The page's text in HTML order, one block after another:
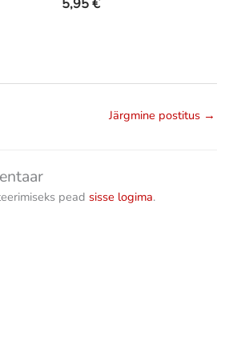
Järgmine postitus →
pead sisse logima.